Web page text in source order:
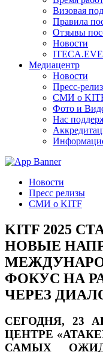
Визовая
Правила
Отзывы
Новости
Медиацентр
Новости
Пресс-
СМИ о
Фото и
Нас
Новости
Пресс релизы
СМИ о KITF
KITF 2025
НОВЫЕ
ФОКУС НА
ЧЕРЕЗ
СЕГОДНЯ, 23
ЦЕНТРЕ
САМЫХ